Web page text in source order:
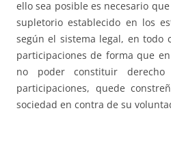
ello sea posible es necesario
supletorio establecido en los
según el sistema legal, en todo
participaciones de forma que
no poder constituir
participaciones, quede
sociedad en contra de su